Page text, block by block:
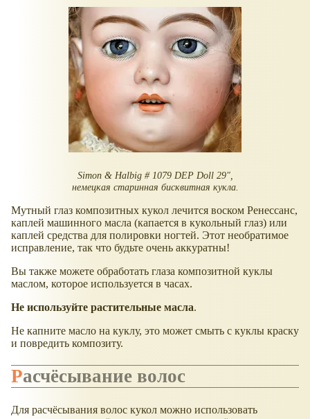
Simon & Halbig # 1079 DEP Doll 29",
немецкая старинная бисквитная кукла.
Мутный глаз композитных кукол лечится воском Ренессанс,
каплей машинного масла (капается в кукольный глаз) или
каплей средства для полировки ногтей. Этот необратимое
исправление, так что будьте очень аккуратны!
Вы также можете обработать глаза композитной куклы
маслом, которое используется в часах.
Не используйте растительные масла.
Не капните масло на куклу, это может смыть с куклы краску
и повредить композиту.
Расчёсывание волос
Для расчёсывания волос кукол можно использовать